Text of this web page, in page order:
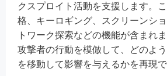
クスプロイト活動を支援します。
格、キーロギング、スクリーンシ
トワーク探索などの機能が含まれ
攻撃者の行動を模倣して、どのよ
を移動して影響を与えるかを再現で